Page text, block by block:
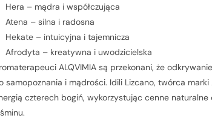
Hera – mądra i współczująca
Atena – silna i radosna
Hekate – intuicyjna i tajemnicza
Afrodyta – kreatywna i uwodzicielska
ALQVIMIA są przekonani, że
samopoznania i mądrości. Idili Lizcano, twórca
czterech bogiń, wykorzystując cenne